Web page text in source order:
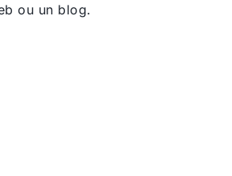
ou un blog.